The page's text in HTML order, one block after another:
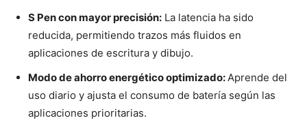
S Pen con mayor precisión: La latencia ha sido
reducida, permitiendo trazos más fluidos en
aplicaciones de escritura y dibujo.
Modo de ahorro energético optimizado:Aprende del
uso diario y ajusta el consumo de batería según las
aplicaciones prioritarias.